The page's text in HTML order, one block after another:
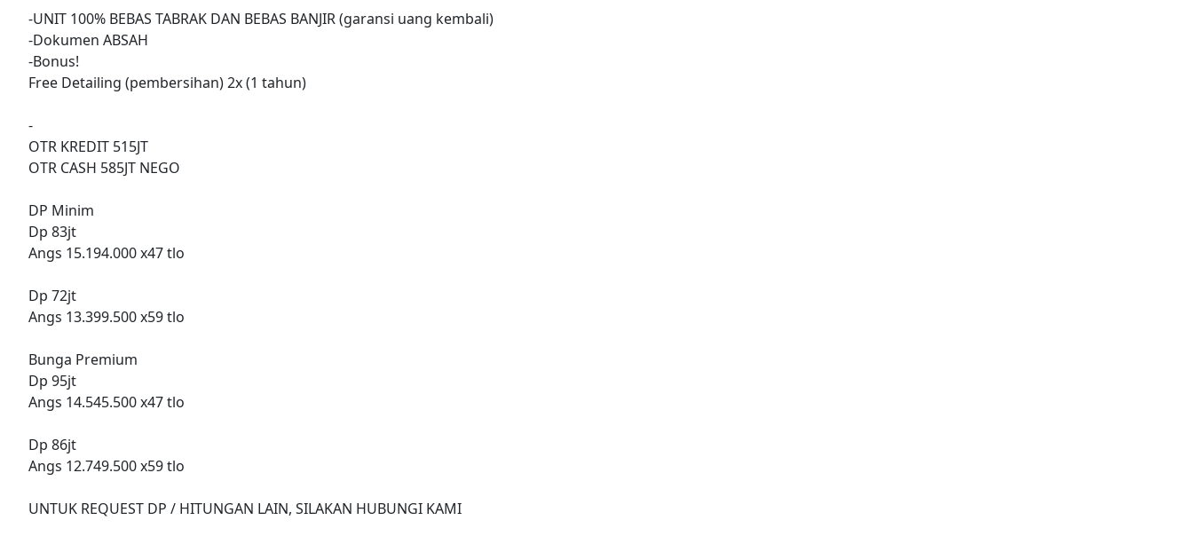
-UNIT 100% BEBAS TABRAK DAN BEBAS BANJIR (garansi uang kembali)
-Dokumen ABSAH
-Bonus!
Free Detailing (pembersihan) 2x (1 tahun)
-
OTR KREDIT 515JT
OTR CASH 585JT NEGO
DP Minim
Dp 83jt
Angs 15.194.000 x47 tlo
Dp 72jt
Angs 13.399.500 x59 tlo
Bunga Premium
Dp 95jt
Angs 14.545.500 x47 tlo
Dp 86jt
Angs 12.749.500 x59 tlo
UNTUK REQUEST DP / HITUNGAN LAIN, SILAKAN HUBUNGI KAMI